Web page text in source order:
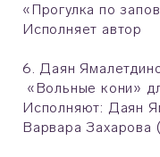
«Прогулка по
Исполняет автор
6. Даян
«Вольные кони»
Исполняют: Даян
Варвара Захарова